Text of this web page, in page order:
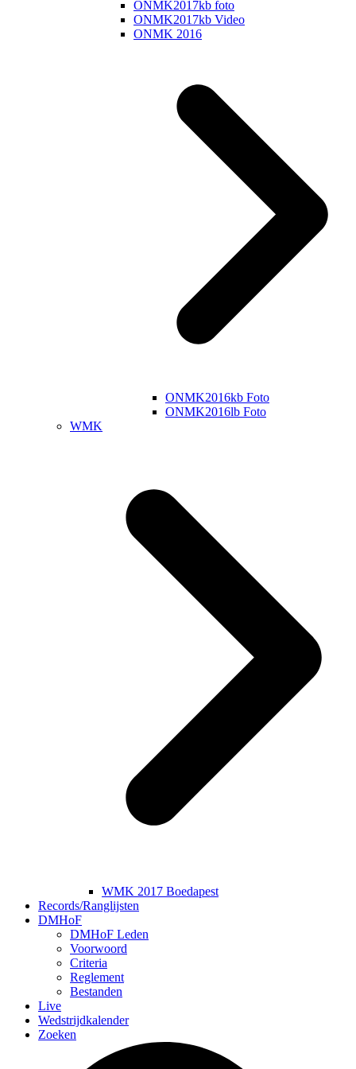
ONMK2017kb foto
ONMK2017kb Video
ONMK 2016
ONMK2016kb Foto
ONMK2016lb Foto
WMK
WMK 2017 Boedapest
Records/Ranglijsten
DMHoF
DMHoF Leden
Voorwoord
Criteria
Reglement
Bestanden
Live
Wedstrijdkalender
Zoeken